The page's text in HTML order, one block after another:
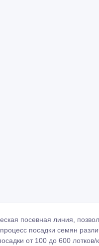
посевная линия,
посадки семян
от 100 до 600 лотков/